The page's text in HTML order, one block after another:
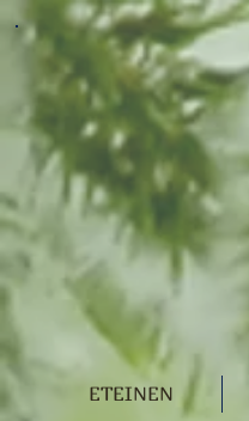
ETEINEN